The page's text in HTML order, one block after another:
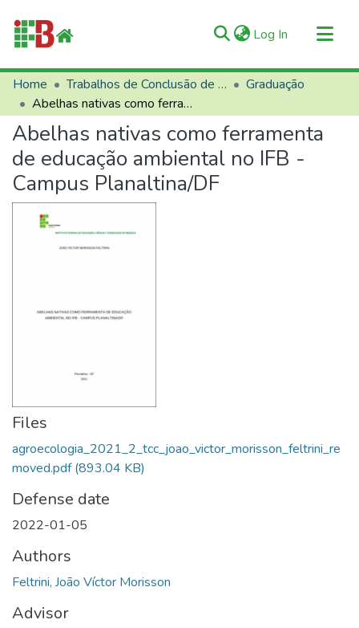
Log In (current)
Communities & Collections
All of RIIFB
Manuals and Terms
Statistics
About RIIFB
Contacts
Home Trabalhos de Conclusão de Curso (TCCs)
Graduação
Abelhas nativas como ferramenta de educação ambiental no IFB - Campus Planaltina/DF
Abelhas nativas como ferramenta
de educação ambiental no IFB -
Campus Planaltina/DF
Files
agroecologia_2021_2_tcc_joao_victor_morisson_feltrini_re
moved.pdf(893.04 KB)
Defense date
2022-01-05
Authors
Feltrini, João Víctor Morisson
Advisor